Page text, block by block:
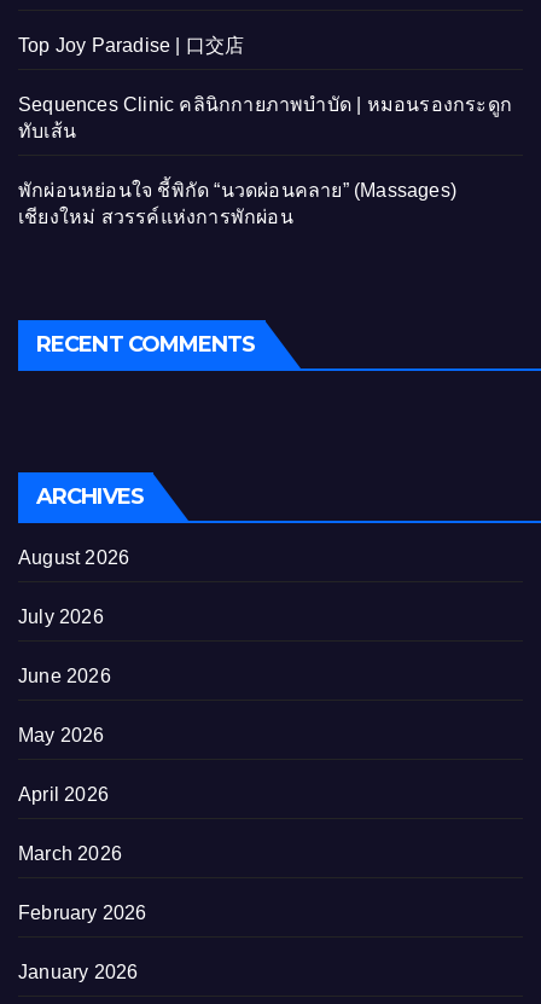
Top Joy Paradise | 口交店
Sequences Clinic คลินิกกายภาพบำบัด | หมอนรองกระดูก
ทับเส้น
พักผ่อนหย่อนใจ ชี้พิกัด “นวดผ่อนคลาย” (Massages)
เชียงใหม่ สวรรค์แห่งการพักผ่อน
RECENT COMMENTS
ARCHIVES
August 2026
July 2026
June 2026
May 2026
April 2026
March 2026
February 2026
January 2026